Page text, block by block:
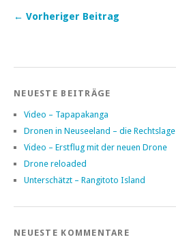
← Vorheriger Beitrag
NEUESTE BEITRÄGE
Video – Tapapakanga
Dronen in Neuseeland – die Rechtslage
Video – Erstflug mit der neuen Drone
Drone reloaded
Unterschätzt – Rangitoto Island
NEUESTE KOMMENTARE